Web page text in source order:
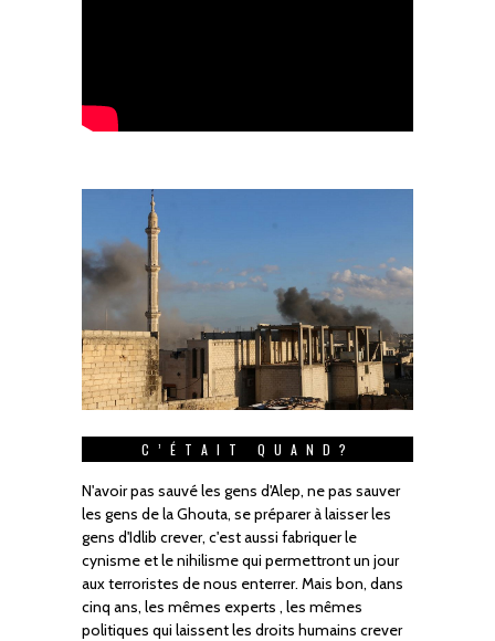
C’ÉTAIT QUAND?
N'avoir pas sauvé les gens d'Alep, ne pas sauver
les gens de la Ghouta, se préparer à laisser les
gens d'Idlib crever, c'est aussi fabriquer le
cynisme et le nihilisme qui permettront un jour
aux terroristes de nous enterrer. Mais bon, dans
cinq ans, les mêmes experts , les mêmes
politiques qui laissent les droits humains crever